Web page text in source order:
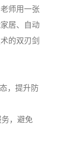
师用一张
居、自动
的双刃剑
，提升防
，避免